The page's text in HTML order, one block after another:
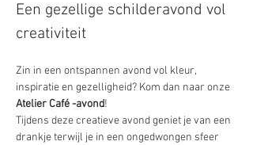
Een gezellige schilderavond vol
creativiteit
Zin in een ontspannen avond vol kleur,
inspiratie en gezelligheid? Kom dan naar onze
Atelier Café -avond!
Tijdens deze creatieve avond geniet je van een
drankje terwijl je in een ongedwongen sfeer